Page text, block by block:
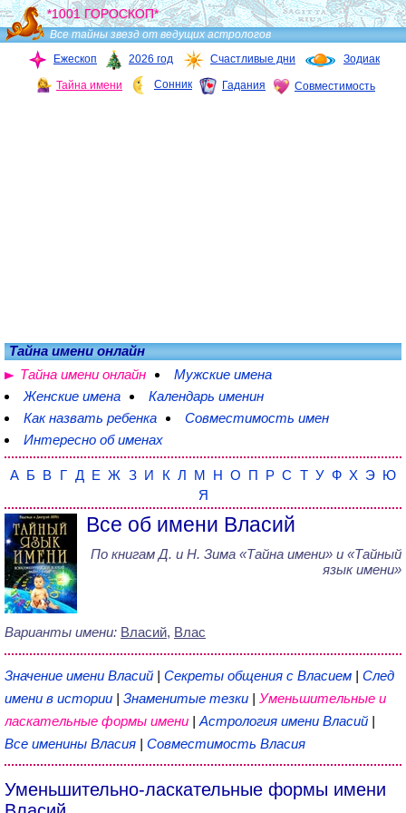
*1001 ГОРОСКОП*
Все тайны звезд от ведущих астрологов
Ежескоп
2026 год Счастливые дни Зодиак
Тайна имени Сонник Гадания Совместимость
Тайна имени онлайн
Тайна имени онлайн
Мужские имена
Женские имена
Календарь именин
Как назвать ребенка
Совместимость имен
Интересно об именах
А Б В Г Д Е Ж З И К Л М Н О П Р С Т У Ф Х Э Ю
Я
Все об имени Власий
По книгам Д. и Н. Зима «Тайна имени» и «Тайный
язык имени»
Варианты имени: Власий, Влас
Значение имени Власий | Секреты общения с Власием | След
имени в истории | Знаменитые тезки | Уменьшительные и
ласкательные формы имени | Астрология имени Власий |
Все именины Власия | Совместимость Власия
Уменьшительно-ласкательные формы имени